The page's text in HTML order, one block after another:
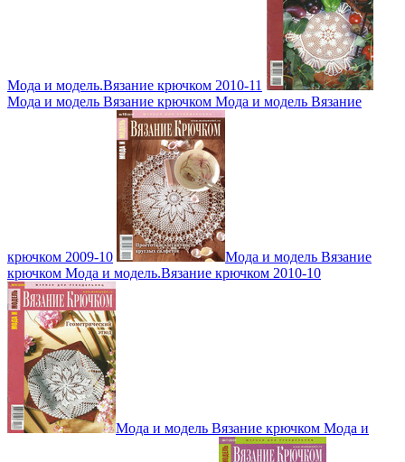
Мода и модель.Вязание крючком 2010-11
Мода и модель Вязание крючком Мода и модель Вязание
крючком 2009-10
Мода и модель Вязание
крючком Мода и модель.Вязание крючком 2010-10
Мода и модель Вязание крючком Мода и